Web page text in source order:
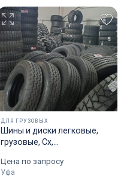
ДЛЯ ГРУЗОВЫХ
Шины и диски легковые,
грузовые, Сх,
Цена по запросу
Уфа